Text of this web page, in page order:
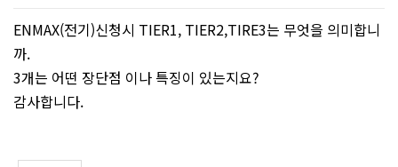
ENMAX(전기)신청시 TIER1, TIER2,TIRE3는 무엇을 의미합니
까.
3개는 어떤 장단점 이나 특징이 있는지요?
감사합니다.